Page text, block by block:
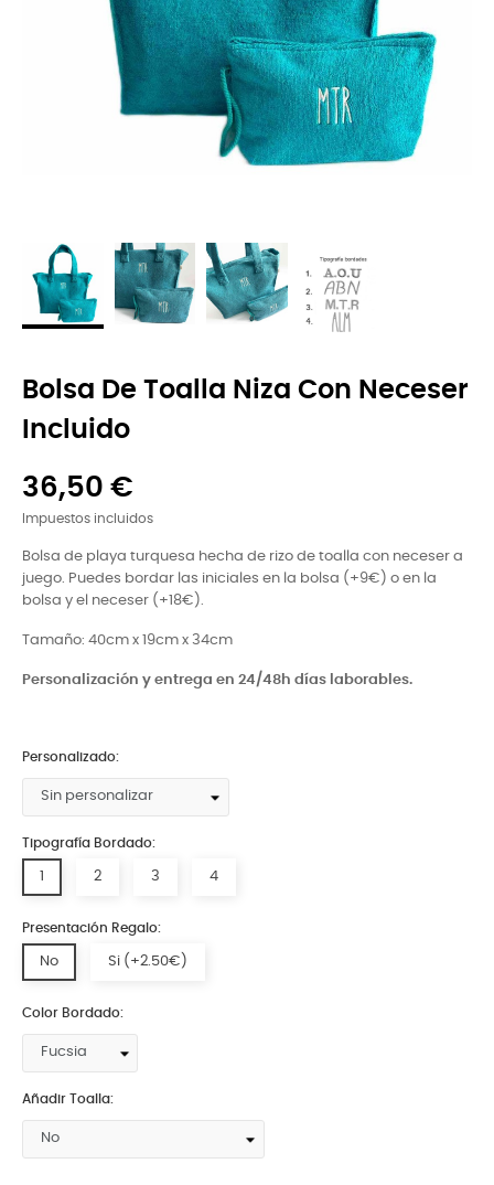
Bolsa De Toalla Niza Con Neceser
Incluido
36,50 €
Impuestos incluidos
Bolsa de playa turquesa hecha de rizo de toalla con neceser a
juego. Puedes bordar las iniciales en la bolsa (+9€) o en la
bolsa y el neceser (+18€).
Tamaño: 40cm x 19cm x 34cm
Personalización y entrega en 24/48h días laborables.
Personalizado:
Tipografía Bordado:
1 2 3 4
Presentación Regalo:
No Si (+2.50€)
Color Bordado:
Añadir Toalla: